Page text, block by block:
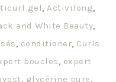
gel,Activilong,
and White Beauty,
, conditioner, Curls
boucles, expert
, glycérine pure,